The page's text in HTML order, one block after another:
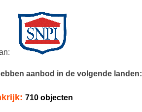
aanbod in de volgende landen:
710 objecten